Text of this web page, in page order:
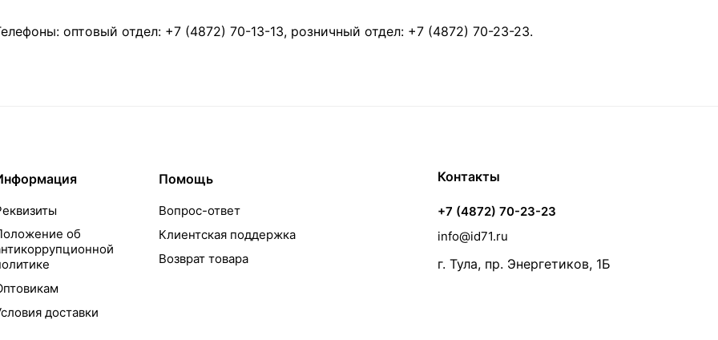
оптовый отдел: +7 (4872) 70-13-13, розничный отдел: +7 (4872) 70-23-23.
об
доставки
Помощь
Вопрос-ответ
Клиентская поддержка
Возврат товара
Контакты
+7 (4872) 70-23-23
info@id71.ru
г. Тула, пр. Энергетиков, 1Б